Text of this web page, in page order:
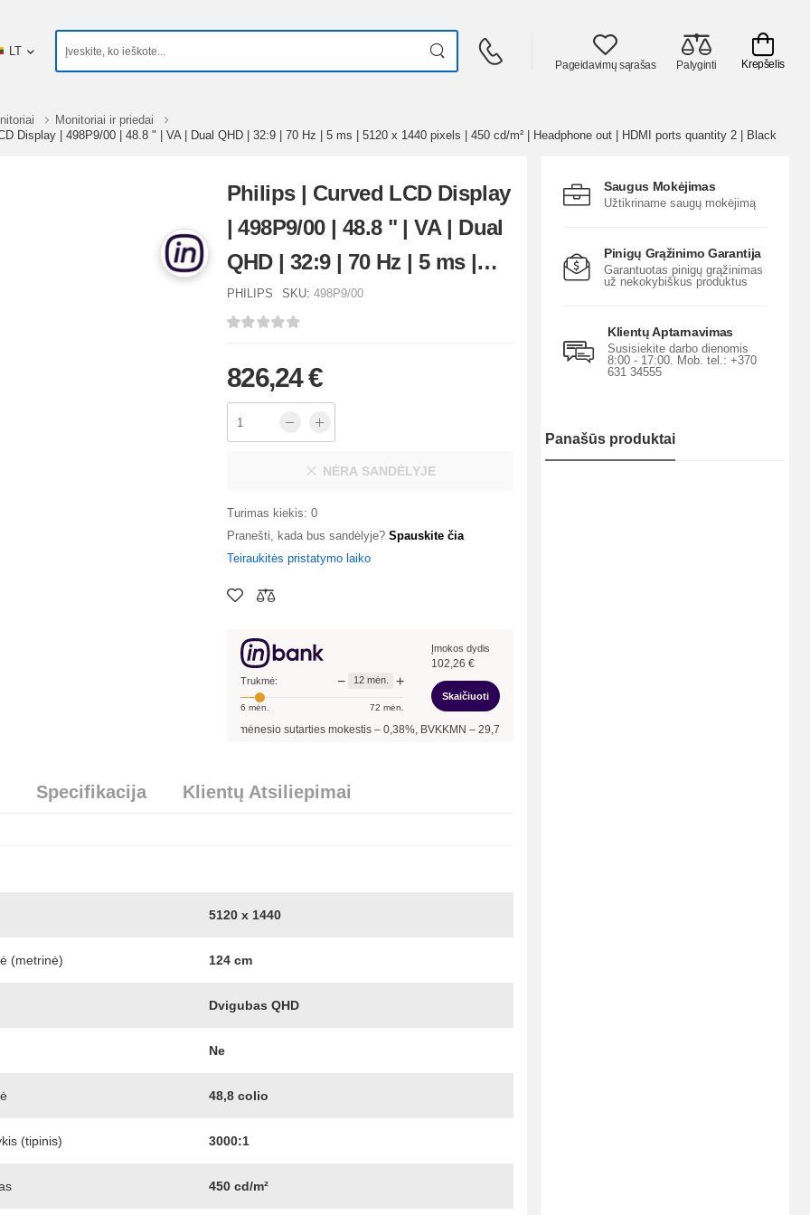
LT
Pageidavimų sąrašas Palyginti Krepšelis
Monitoriai ir priedai
Display | 498P9/00 | 48.8 " | VA | Dual QHD | 32:9 | 70 Hz | 5 ms | 5120 x 1440 pixels | 450 cd/m² | Headphone out | HDMI ports quantity 2 | Black
Philips | Curved LCD Display
| 498P9/00 | 48.8 " | VA | Dual
QHD | 32:9 | 70 Hz | 5 ms |
5120 x 1440 pixels | 450
cd/m² | Headphone out |
HDMI ports quantity 2 | Black
PHILIPS SKU: 498P9/00
826,24 €
NĖRA SANDĖLYJE
Turimas kiekis: 0
Pranešti, kada bus sandėlyje? Spauskite čia
Teiraukitės pristatymo laiko
Trukmė: − 12mėn. +
6 mėn. 72 mėn.
Įmokos dydis
102,26 €
Skaičiuoti
%, mėnesio sutarties mokestis –0,38%, BVKKMN –29,79%, bendra mokėtina suma –
Specifikacija Klientų Atsiliepimai
5120 x 1440
(metrinė) 124 cm
Dvigubas QHD
Ne
48,8 colio
(tipinis) 3000:1
450 cd/m²
Saugus Mokėjimas
Užtikriname saugų mokėjimą
Pinigų Grąžinimo Garantija
Garantuotas pinigų grąžinimas
už nekokybiškus produktus
Klientų Aptarnavimas
Susisiekite darbo dienomis
8:00 - 17:00. Mob. tel.: +370
631 34555
Panašūs produktai